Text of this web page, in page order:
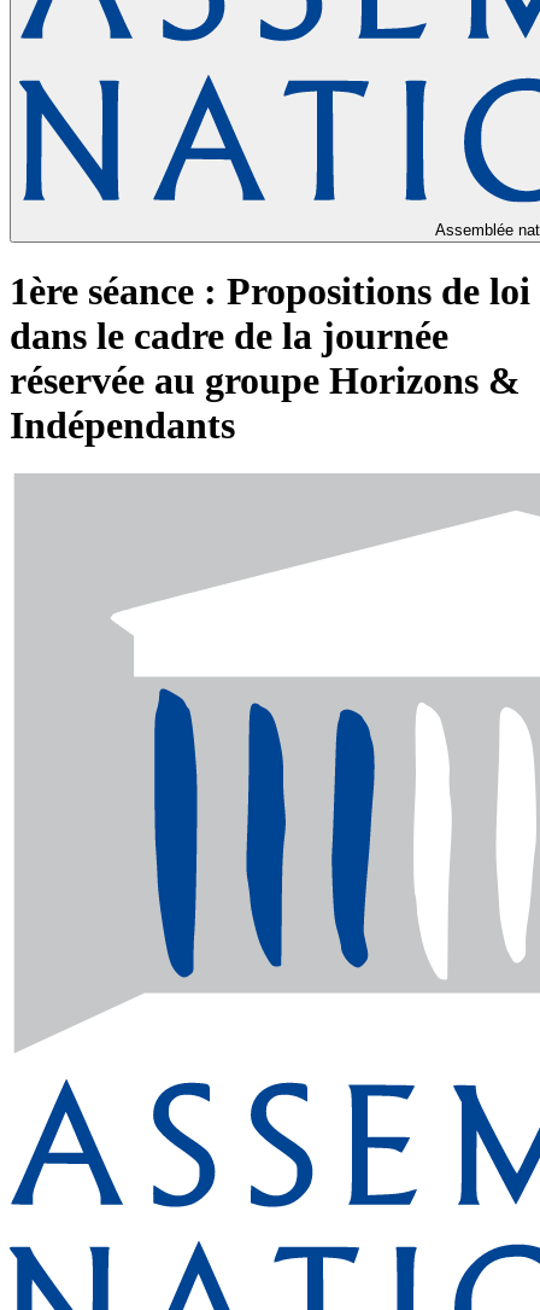
Assemblée
1ère séance : Propositions de loi
dans le cadre de la journée
réservée au groupe Horizons &
Indépendants